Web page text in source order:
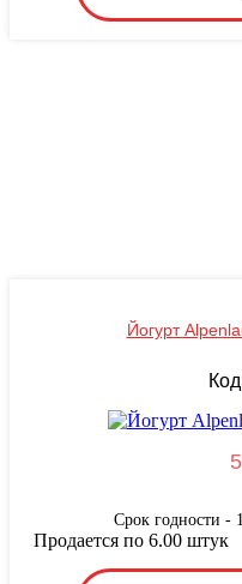
Йогурт
Срок годности -
Продается по 6.00 штук